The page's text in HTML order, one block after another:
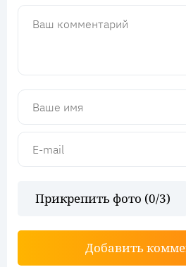
Прикрепить фото (0/3)
Добавить